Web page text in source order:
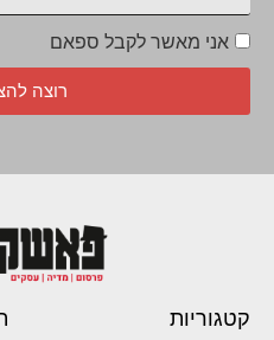
אני מאשר לקבל ספאם
רוצה
קטגוריות